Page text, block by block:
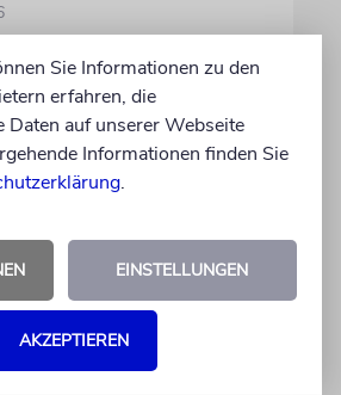
in Jerusalem?
Sie Informationen zu den
erfahren, die
Daten auf unserer Webseite
Informationen finden Sie
.
EINSTELLUNGEN
AKZEPTIEREN